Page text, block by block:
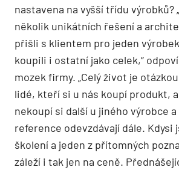
nastavena na vyšší třídu výrobků?
několik unikátních řešení a
přišli s klientem pro jeden
koupili i ostatní jako celek,“
mozek firmy. „Celý život je
lidé, kteří si u nás koupí produkt,
nekoupí si další u jiného výrobce
reference odevzdávají dále. Kdysi
školení a jeden z přítomných
záleží i tak jen na ceně.